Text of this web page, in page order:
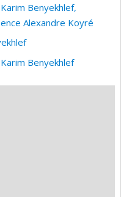
Benyekhlef,
Alexandre Koyré
Benyekhlef